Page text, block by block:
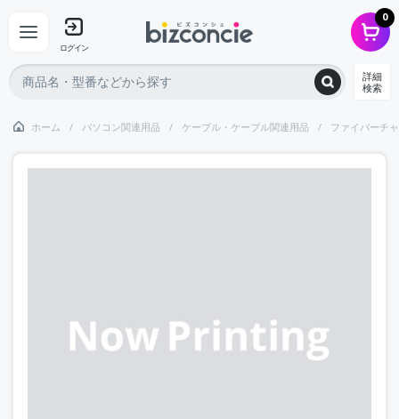
ログイン
0
詳細
検索
ホーム パソコン関連用品 ケーブル・ケーブル関連用品 ファイバーチ